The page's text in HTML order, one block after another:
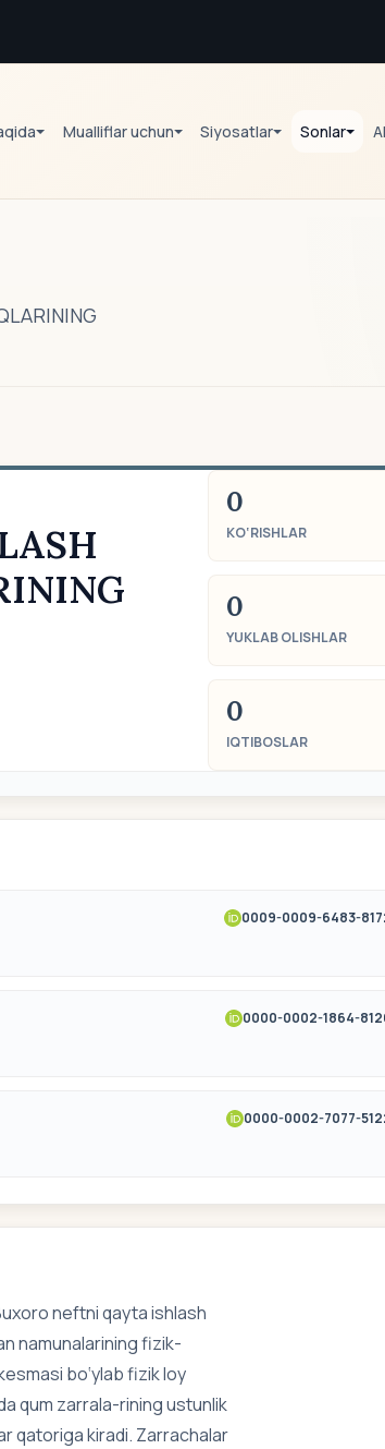
Mualliflar uchun Siyosatlar Sonlar
0
KO‘RISHLAR
0
YUKLAB OLISHLAR
0
IQTIBOSLAR
0009-0009-6483-
0000-0002-1864-
0000-0002-7077-
neftni qayta ishlash
namunalarining fizik-
bo‘ylab fizik loy
qum zarrala-rining ustunlik
qatoriga kiradi. Zarrachalar